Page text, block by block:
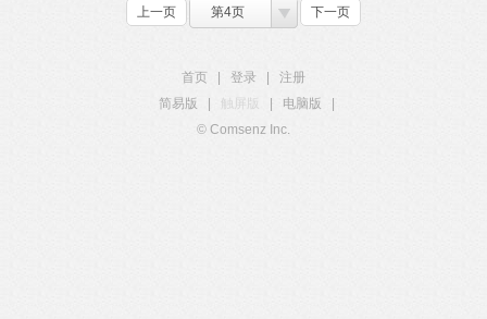
上一页 第4页 下一页
首页 登录
注册
简易版
触屏版 电脑版
© Comsenz Inc.